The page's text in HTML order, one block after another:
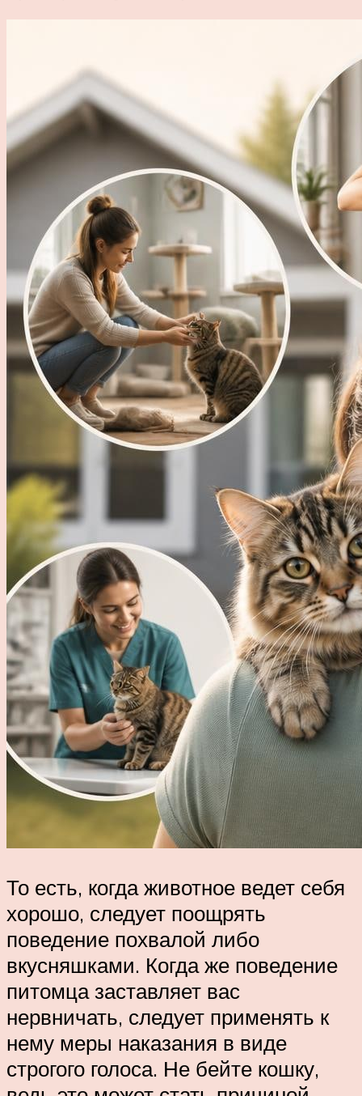
То есть, когда животное ведет себя
хорошо, следует поощрять
поведение похвалой либо
вкусняшками. Когда же поведение
питомца заставляет вас
нервничать, следует применять к
нему меры наказания в виде
строгого голоса. Не бейте кошку,